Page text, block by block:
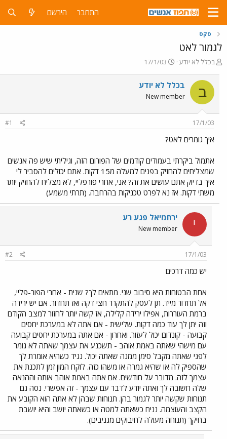
התחבר הירשם
סקס
לגמור לאט
פ
ח
ה
ו
ש
בכלל לא יודע
פ
ס
ם
ת
י
17/1/03
ב בכלל לא יודע
New member
17/1/03
#1
איך גומרים לאט?
אתמול ביקרתי בעמודים קודמים של הפורום הזה, וגיליתי שיש פה אנשים
שמצליחים להחזיק בפנים למעלה מ15 דקות. אתם יכולים להסביר לי
איך בדיוק אתם עושים את זה? אני, אחרי פורפליי, לא מצליח להחזיק יותר
משתי דקות. אז נא לפרט טכניקות בהרחבה. (תרתי משמע)
י ירחמיאל פגע רע
New member
17/1/03
#2
יש כמה דרכים
אחת הבטוחות היא סיבוב שני. מתאים לך? שנית - אחרי הפור-פליי,
אל תחדור מייד. תן לעסק להתקרר חצי דקה ואז תחדור. אם יש ירידה
ברמת העוררות, אפילו ירידה קלילה, אז קשה יותר לחזור למצב הקודם
וזה יתן לך עוד כמה דקות. שלישית - אם אתה לא במערכת יחסים
קבועה - קונדום יכול לעזור. ואחרון - אם אתה במערכת יחסים קבועה
עם מישהי שאתה באמת אוהב - תשכנע את עצמך שאתה לא גומר
לפני שאתה מקבל סימן ממנה שאתה יכול. נגיד כשהיא אומרת לך
שהספיק לה או שהיא גמרה או משהו כזה. לוקח המון זמן לתכנת את
עצמך לזה. מדובר על חודשים. אם אתה באמת אוהב אותה וההנאה
שלה חשובה לך ואתה יודע לדבר עם עצמך - זה אפשרי. נסה גם
תנוחות שקשה יותר לגמור בהן. תנוחות שבהן לא אתה הוא הקובע את
הקצב והעוצמה. נניח כשאתה למטה או כשאתה יושב והיא יושבת
בחיקך (תנוחה מעולה לחיבוקים מגניבים).